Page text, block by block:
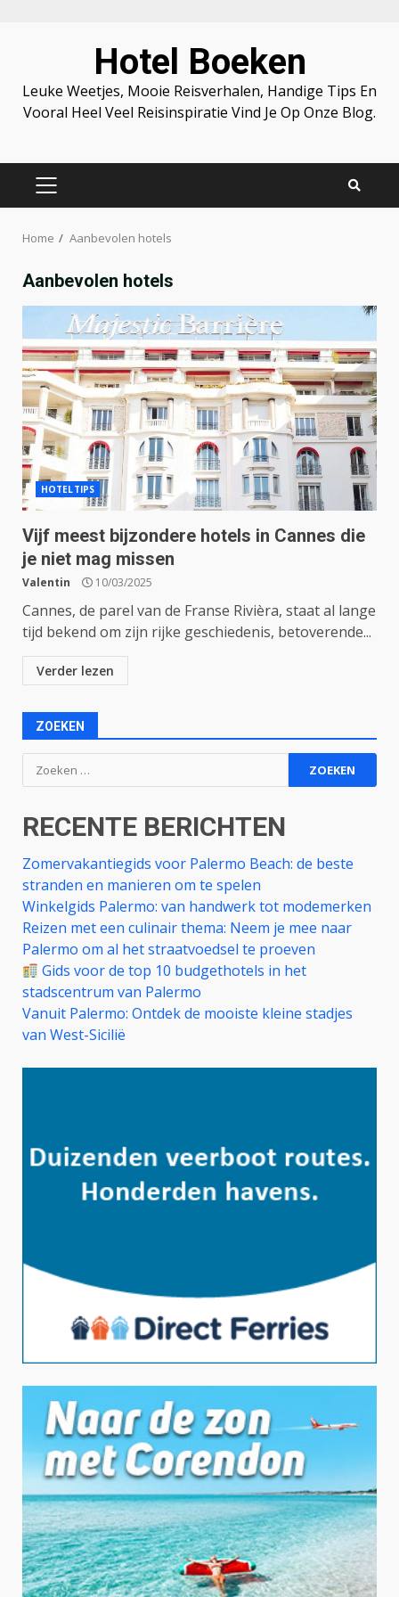
Hotel Boeken
Leuke Weetjes, Mooie Reisverhalen, Handige Tips En
Vooral Heel Veel Reisinspiratie Vind Je Op Onze Blog.
PRIMARY
Home Aanbevolen hotels
Aanbevolen hotels
HOTELTIPS
Vijf meest bijzondere hotels in Cannes die
je niet mag missen
Valentin 10/03/2025
Cannes, de parel van de Franse Rivièra, staat al lange
tijd bekend om zijn rijke geschiedenis, betoverende...
Verder lezen
ZOEKEN
Zoeken
naar:
RECENTE BERICHTEN
Zomervakantiegids voor Palermo Beach: de beste
stranden en manieren om te spelen
Winkelgids Palermo: van handwerk tot modemerken
Reizen met een culinair thema: Neem je mee naar
Palermo om al het straatvoedsel te proeven
Gids voor de top 10 budgethotels in het
stadscentrum van Palermo
Vanuit Palermo: Ontdek de mooiste kleine stadjes
van West-Sicilië